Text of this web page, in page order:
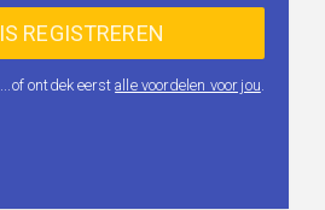
...of ontdek eerstalle voordelen voor jou.